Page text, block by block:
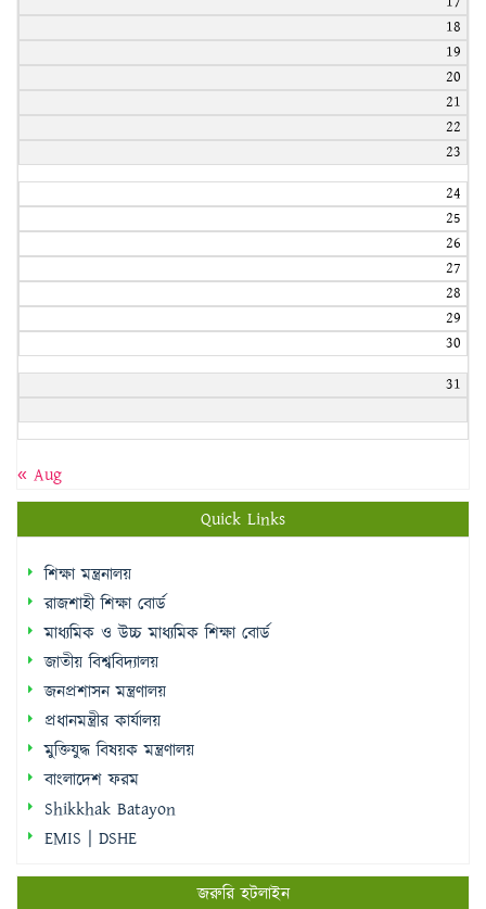
18
19
20
21
22
23
24
25
26
27
28
29
30
31
« Aug
Quick Links
শিক্ষা মন্ত্রনালয়
রাজশাহী শিক্ষা বোর্ড
মাধ্যমিক ও উচ্চ মাধ্যমিক শিক্ষা বোর্ড
জাতীয় বিশ্ববিদ্যালয়
জনপ্রশাসন মন্ত্রণালয়
প্রধানমন্ত্রীর কার্যালয়
মুক্তিযুদ্ধ বিষয়ক মন্ত্রণালয়
বাংলাদেশ ফরম
Shikkhak Batayon
EMIS | DSHE
জরুরি হটলাইন